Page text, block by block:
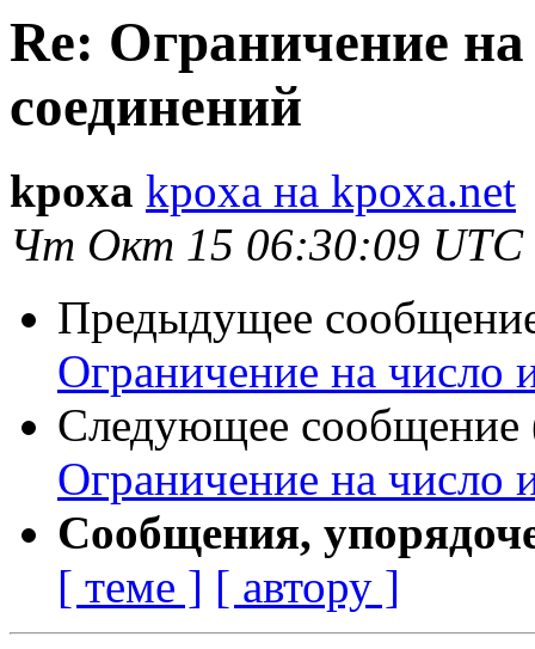
Re: Ограничение
соединений
kpoxa kpoxa на kpoxa.net
Чт Окт 15 06:30:09 UTC
Предыдущее
Ограничение на число
Следующее сообщение
Ограничение на число
Сообщения,
[ теме ] [ автору ]